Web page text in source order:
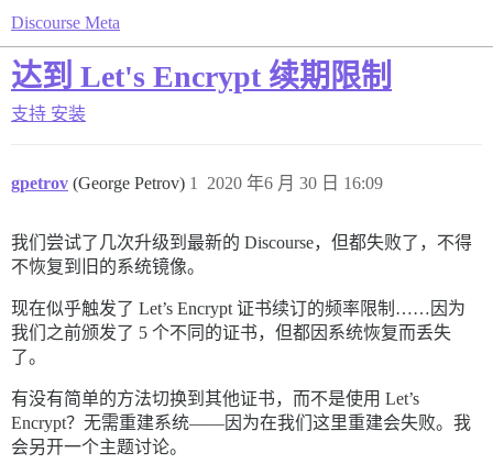
Discourse Meta
达到 Let's Encrypt 续期限制
支持 安装
gpetrov (George Petrov) 2020 年6 月 30 日 16:09
1
我们尝试了几次升级到最新的 Discourse，但都失败了，不得
不恢复到旧的系统镜像。
现在似乎触发了 Let’s Encrypt 证书续订的频率限制……因为
我们之前颁发了 5 个不同的证书，但都因系统恢复而丢失
了。
有没有简单的方法切换到其他证书，而不是使用 Let’s
Encrypt？无需重建系统——因为在我们这里重建会失败。我
会另开一个主题讨论。